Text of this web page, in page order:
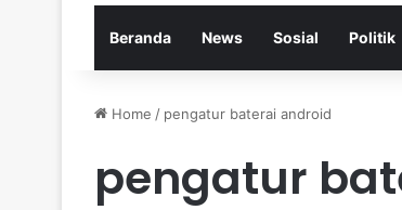
Beranda News Sosial Politik
Home / pengatur baterai android
pengatur